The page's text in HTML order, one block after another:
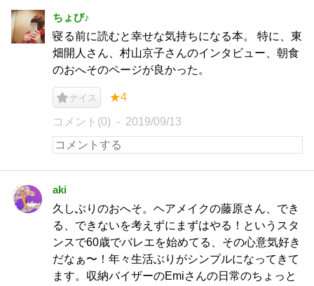
ちょび♪
寝る前に読むと幸せな気持ちになる本。 特に、東
畑開人さん、村山京子さんのインタビュー、朝食
のおへそのページが良かった。
ナイス ★4
コメント(0) 2019/09/13
aki
久しぶりのおへそ。ヘアメイクの藤原さん、でき
る、できないを考えずにまずはやる！というスタ
ンスで60歳でバレエを始めてる、その心意気好き
だなぁ〜！年々生活ぶりがシンプルになってきて
ます。収納バイザーのEmiさんの日常のちょっと